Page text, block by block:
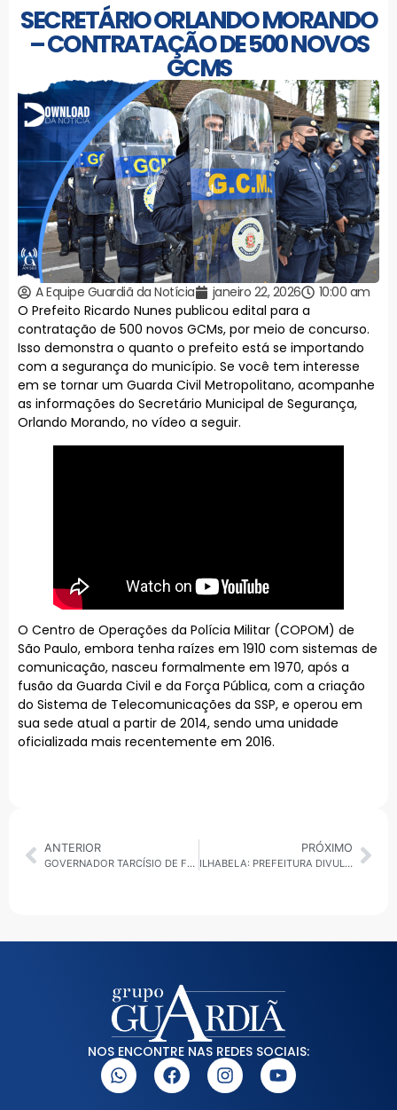
SECRETÁRIO ORLANDO MORANDO
– CONTRATAÇÃO DE 500 NOVOS
GCMS
A Equipe Guardiã da Notícia janeiro 22, 2026
10:00 am
O Prefeito Ricardo Nunes publicou edital para a
contratação de 500 novos GCMs, por meio de concurso.
Isso demonstra o quanto o prefeito está se importando
com a segurança do município. Se você tem interesse
em se tornar um Guarda Civil Metropolitano, acompanhe
as informações do Secretário Municipal de Segurança,
Orlando Morando, no vídeo a seguir.
O Centro de Operações da Polícia Militar (COPOM) de
São Paulo, embora tenha raízes em 1910 com sistemas de
comunicação, nasceu formalmente em 1970, após a
fusão da Guarda Civil e da Força Pública, com a criação
do Sistema de Telecomunicações da SSP, e operou em
sua sede atual a partir de 2014, sendo uma unidade
oficializada mais recentemente em 2016.
ANTERIOR
GOVERNADOR TARCÍSIO DE FREITAS – HOSPITAL DE FRANCA JÁ ESTÁ PRONTO
PRÓXIMO
ILHABELA: PREFEITURA DIVULGA PRAZOS DO IPTU 2026; 1ª PARCELA VENCE EM 20 DE FEVEREIRO
NOS ENCONTRE NAS REDES SOCIAIS: